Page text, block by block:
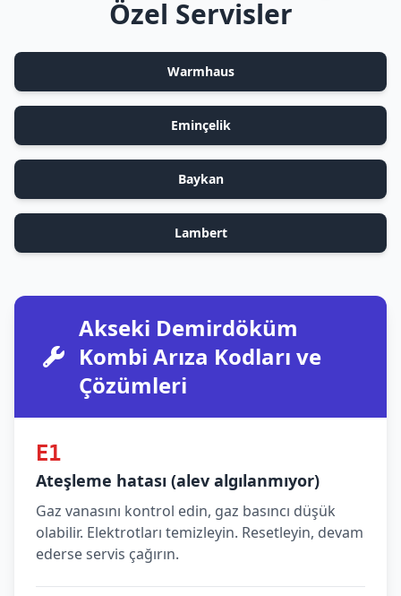
Özel Servisler
Warmhaus
Eminçelik
Baykan
Lambert
Akseki Demirdöküm
Kombi Arıza Kodları ve
Çözümleri
E1
Ateşleme hatası (alev algılanmıyor)
Gaz vanasını kontrol edin, gaz basıncı düşük
olabilir. Elektrotları temizleyin. Resetleyin, devam
ederse servis çağırın.